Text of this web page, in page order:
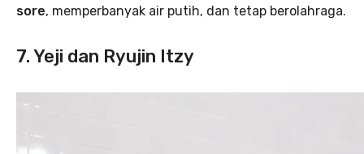
sore, memperbanyak air putih, dan tetap berolahraga.
7. Yeji dan Ryujin Itzy